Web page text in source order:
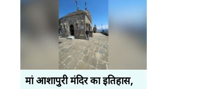
मां आशापुरी मंदिर का इतिहास,